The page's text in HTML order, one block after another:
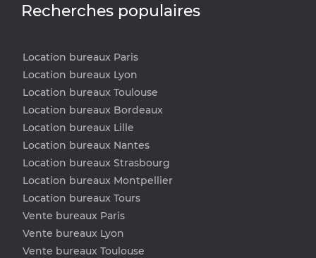
Recherches populaires
Location bureaux Paris
Location bureaux Lyon
Location bureaux Toulouse
Location bureaux Bordeaux
Location bureaux Lille
Location bureaux Nantes
Location bureaux Strasbourg
Location bureaux Montpellier
Location bureaux Tours
Vente bureaux Paris
Vente bureaux Lyon
Vente bureaux Toulouse